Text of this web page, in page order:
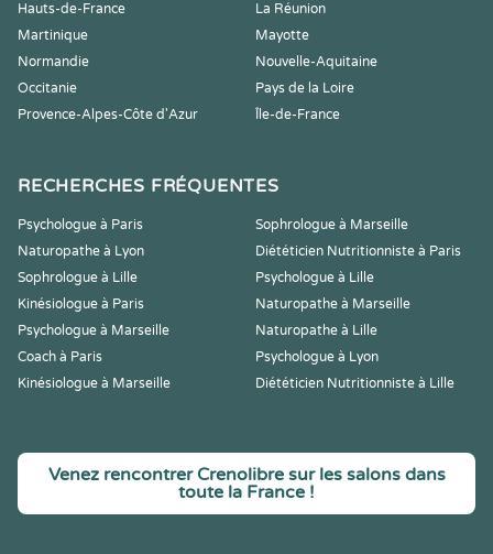
Hauts-de-France
La Réunion
Martinique
Mayotte
Normandie
Nouvelle-Aquitaine
Occitanie
Pays de la Loire
Provence-Alpes-Côte d'Azur
Île-de-France
RECHERCHES FRÉQUENTES
Psychologue à Paris
Sophrologue à Marseille
Naturopathe à Lyon
Diététicien Nutritionniste à Paris
Sophrologue à Lille
Psychologue à Lille
Kinésiologue à Paris
Naturopathe à Marseille
Psychologue à Marseille
Naturopathe à Lille
Coach à Paris
Psychologue à Lyon
Kinésiologue à Marseille
Diététicien Nutritionniste à Lille
Venez rencontrer Crenolibre sur les salons dans
toute la France !